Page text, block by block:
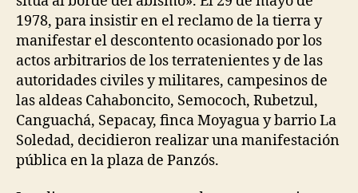
1978, para insistir en el reclamo de la tierra y
manifestar el descontento ocasionado por los
actos arbitrarios de los terratenientes y de las
autoridades civiles y militares, campesinos de
las aldeas Cahaboncito, Semococh, Rubetzul,
Canguachá, Sepacay, finca Moyagua y barrio La
Soledad, decidieron realizar una manifestación
pública en la plaza de Panzós.